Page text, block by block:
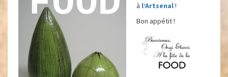
à l’Artsenal!
Bon appétit !